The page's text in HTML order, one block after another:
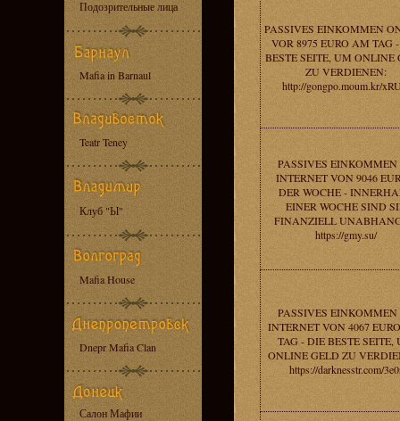
Подозрительные лица
Mafia in Barnaul
Teatr Teney
Клуб "Ы"
Mafia House
Dnepr Mafia Clan
Салон Мафии
PASSIVES EINKOMMEN
VOR 8975 EURO AM TAG
BESTE SEITE, UM ONLINE
ZU VERDIENEN:
http://gongpo.moum.kr/
PASSIVES
INTERNET VON 9046
DER WOCHE -
EINER WOCHE SIND
FINANZIELL
https://gmy.su/
PASSIVES
INTERNET VON 4067
TAG - DIE BESTE SEITE,
ONLINE GELD ZU
https://darknesstr.com/